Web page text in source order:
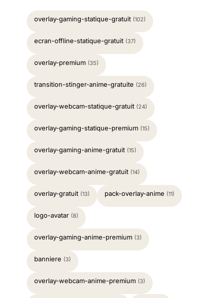
overlay-gaming-statique-gratuit (102)
ecran-offline-statique-gratuit (37)
overlay-premium (35)
transition-stinger-anime-gratuite (26)
overlay-webcam-statique-gratuit (24)
overlay-gaming-statique-premium (15)
overlay-gaming-anime-gratuit (15)
overlay-webcam-anime-gratuit (14)
overlay-gratuit (13) pack-overlay-anime (11)
logo-avatar (8)
overlay-gaming-anime-premium (3)
banniere (3)
overlay-webcam-anime-premium (3)